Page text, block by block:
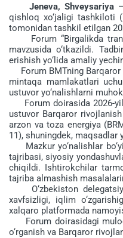
Jeneva, Shveysariya—
qishloq xo‘jaligi tashkiloti
tomonidan tashkil etilgan
Forum “Birgalikda
mavzusida o‘tkazildi.
erishish yo‘lida amaliy
Forum BMTning Barqaror
mintaqa mamlakatlari
ustuvor yo‘nalishlarni
Forum doirasida 2026-
ustuvor Barqaror
arzon va toza energiya
11), shuningdek, maqsadlar
Mazkur yo‘nalishlar
tajribasi, siyosiy
chiqildi. Ishtirokchilar
tajriba almashish
O‘zbekiston
xavfsizligi, iqlim
xalqaro platformada
Forum doirasidagi
o‘rganish va Barqaror